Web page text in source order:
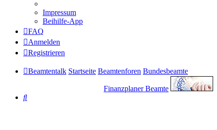
Impressum
Beihilfe-App
FAQ
Anmelden
Registrieren
Beamtentalk Startseite Beamtenforen Bundesbeamte
Finanzplaner Beamte
Suche